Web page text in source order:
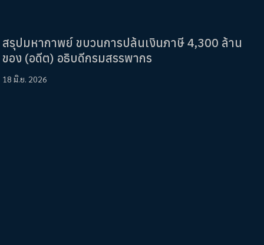
สรุปมหากาพย์ ขบวนการปล้นเงินภาษี 4,300 ล้าน
ของ (อดีต) อธิบดีกรมสรรพากร
18 มิ.ย. 2026